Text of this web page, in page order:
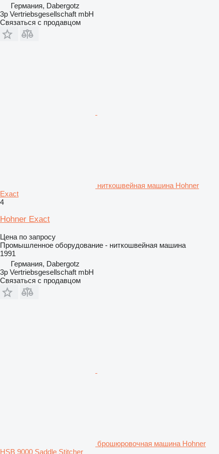
Германия, Dabergotz
3p Vertriebsgesellschaft mbH
Связаться с продавцом
ниткошвейная машина Hohner
Exact
4
Hohner Exact
Цена по запросу
Промышленное оборудование - ниткошвейная машина
1991
Германия, Dabergotz
3p Vertriebsgesellschaft mbH
Связаться с продавцом
брошюровочная машина Hohner
HSB 9000 Saddle Stitcher